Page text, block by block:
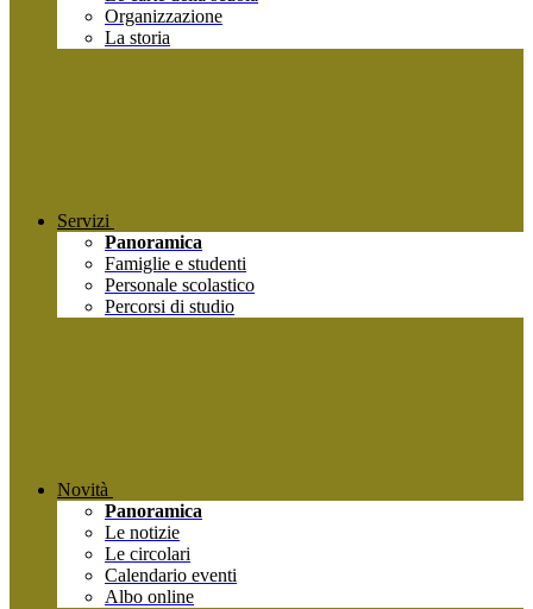
Organizzazione
La storia
Servizi
Panoramica
Famiglie e studenti
Personale scolastico
Percorsi di studio
Novità
Panoramica
Le notizie
Le circolari
Calendario eventi
Albo online